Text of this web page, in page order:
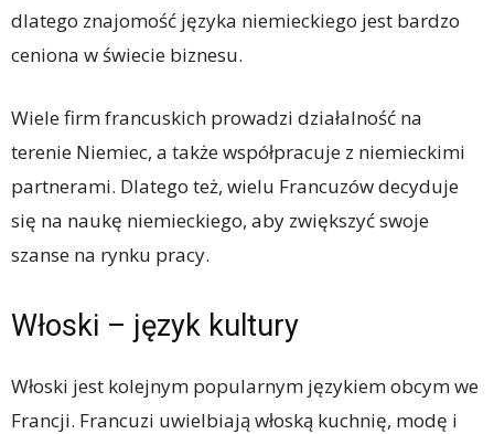
dlatego znajomość języka niemieckiego jest bardzo
ceniona w świecie biznesu.
Wiele firm francuskich prowadzi działalność na
terenie Niemiec, a także współpracuje z niemieckimi
partnerami. Dlatego też, wielu Francuzów decyduje
się na naukę niemieckiego, aby zwiększyć swoje
szanse na rynku pracy.
Włoski – język kultury
Włoski jest kolejnym popularnym językiem obcym we
Francji. Francuzi uwielbiają włoską kuchnię, modę i